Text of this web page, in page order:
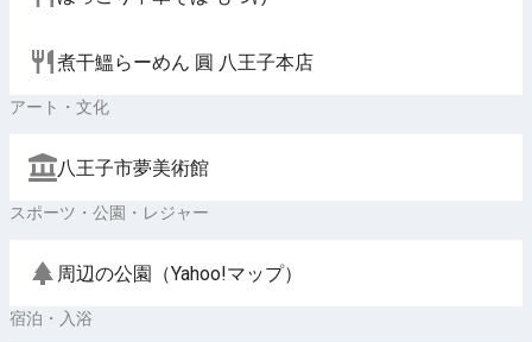
煮干鰮らーめん 圓 八王子本店
アート・文化
八王子市夢美術館
スポーツ・公園・レジャー
周辺の公園（Yahoo!マップ）
宿泊・入浴